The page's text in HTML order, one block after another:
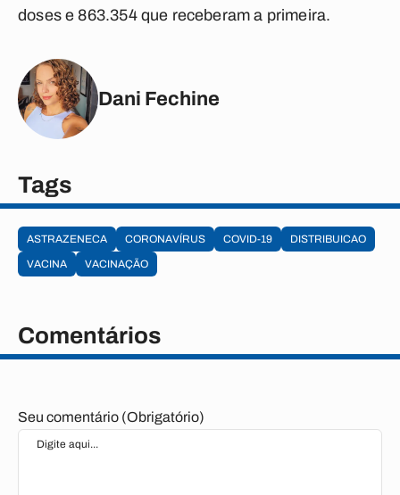
doses e 863.354 que receberam a primeira.
Dani Fechine
Tags
ASTRAZENECA CORONAVÍRUS COVID-19
DISTRIBUICAO
VACINA
VACINAÇÃO
Comentários
Seu comentário (Obrigatório)